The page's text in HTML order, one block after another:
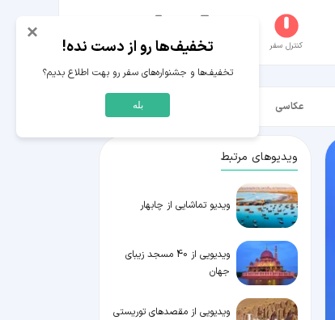
کنترل سفر عکاسخانه سفر‌های من حساب کاربری
عکاسی
ویدیوهای مرتبط
ویدیو تماشایی از چابهار
ویدیویی از 40 مسجد زیبای
جهان
ویدیویی از مقصدهای توریستی
×
تخفیف‌ها رو از دست نده!
تخفیف‌ها و جشنواره‌های سفر رو بهت اطلاع بدیم؟
بله